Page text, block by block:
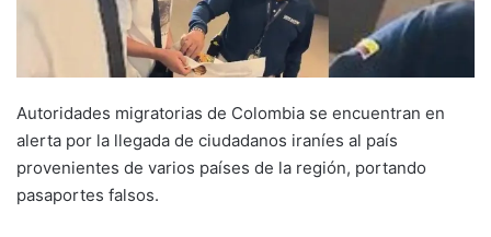
Autoridades migratorias de Colombia se encuentran en
alerta por la llegada de ciudadanos iraníes al país
provenientes de varios países de la región, portando
pasaportes falsos.